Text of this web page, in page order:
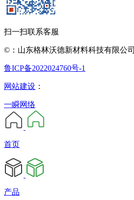
扫一扫联系客服
©：山东格林沃德新材料科技有限公司
鲁ICP备2022024760号-1
网站建设 ：
一瞬网络
首页
产品